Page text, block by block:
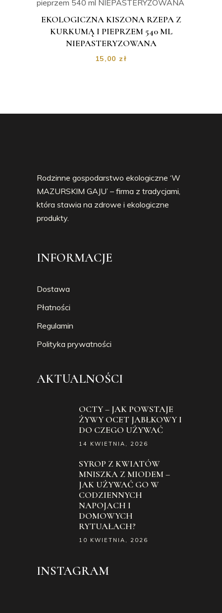
EKOLOGICZNA KISZONA RZEPA Z
KURKUMĄ I PIEPRZEM 540 ML
NIEPASTERYZOWANA
15,00 zł
Rodzinne gospodarstwo ekologiczne ‘W
MAZURSKIM GAJU’ – firma z tradycjami,
która stawia na zdrowe i ekologiczne
produkty.
INFORMACJE
Dostawa
Płatności
Regulamin
Polityka prywatności
AKTUALNOŚCI
OCTY – JAK POWSTAJE
ŻYWY OCET JABŁKOWY I
DO CZEGO UŻYWAĆ
14 KWIETNIA, 2026
SYROP Z KWIATÓW
MNISZKA Z MIODEM –
JAK UŻYWAĆ GO W
CODZIENNYCH
NAPOJACH I
DOMOWYCH
RYTUAŁACH?
10 KWIETNIA, 2026
INSTAGRAM